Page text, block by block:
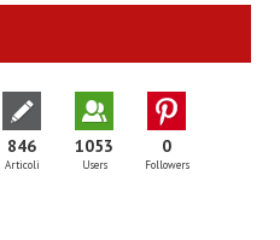
846
Articoli
1053
Users
0
Followers